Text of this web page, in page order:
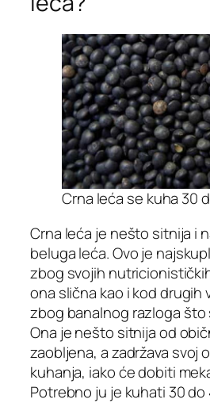
Crna leća se kuha 30
Crna leća je nešto sitnija i
beluga leća. Ovo je
zbog svojih
ona slična kao i kod drugih
zbog banalnog razloga što
Ona je nešto sitnija od
zaobljena, a zadržava svoj
kuhanja, iako će dobiti
Potrebno ju je kuhati 30 do